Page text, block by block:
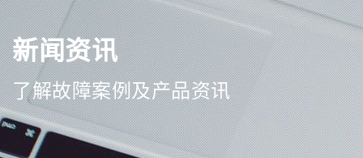
新闻资讯
了解故障案例及产品资讯